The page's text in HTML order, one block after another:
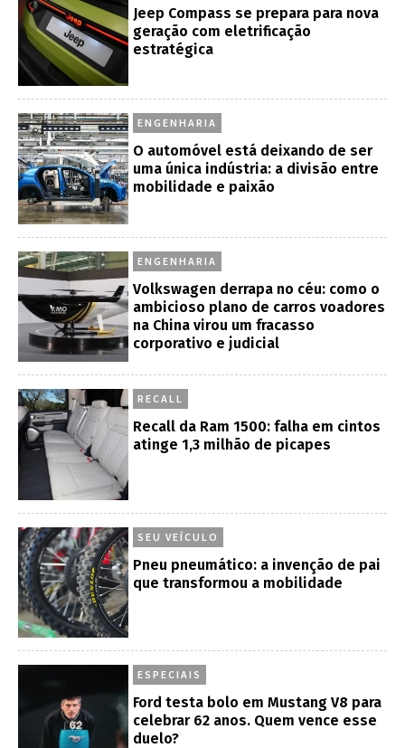
Jeep Compass se prepara para nova
geração com eletrificação
estratégica
ENGENHARIA
O automóvel está deixando de ser
uma única indústria: a divisão entre
mobilidade e paixão
ENGENHARIA
Volkswagen derrapa no céu: como o
ambicioso plano de carros voadores
na China virou um fracasso
corporativo e judicial
RECALL
Recall da Ram 1500: falha em cintos
atinge 1,3 milhão de picapes
SEU VEÍCULO
Pneu pneumático: a invenção de pai
que transformou a mobilidade
ESPECIAIS
Ford testa bolo em Mustang V8 para
celebrar 62 anos. Quem vence esse
duelo?